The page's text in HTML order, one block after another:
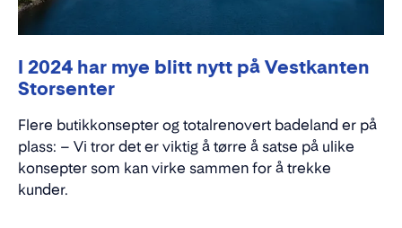
I 2024 har mye blitt nytt på Vestkanten
Storsenter
Flere butikkonsepter og totalrenovert badeland er på
plass: – Vi tror det er viktig å tørre å satse på ulike
konsepter som kan virke sammen for å trekke
kunder.